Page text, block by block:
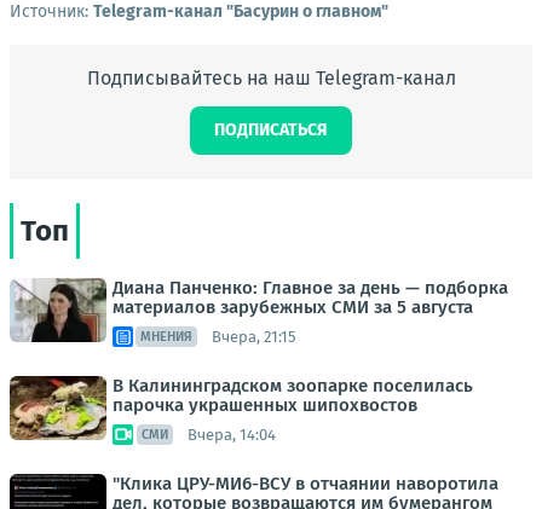
Источник: Telegram-канал "Басурин о главном"
Подписывайтесь на наш Telegram-канал
ПОДПИСАТЬСЯ
Топ
Диана Панченко: Главное за день — подборка
материалов зарубежных СМИ за 5 августа
МНЕНИЯ Вчера, 21:15
В Калининградском зоопарке поселилась
парочка украшенных шипохвостов
СМИ Вчера, 14:04
"Клика ЦРУ-МИ6-ВСУ в отчаянии наворотила
дел, которые возвращаются им бумерангом